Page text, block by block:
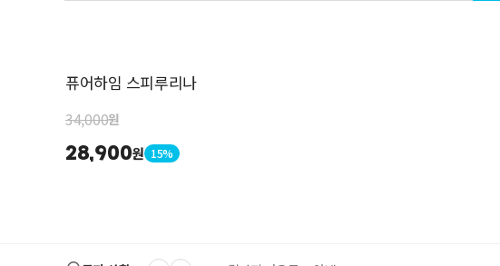
퓨어하임 스피루리나
34,000원
28,900원 15%